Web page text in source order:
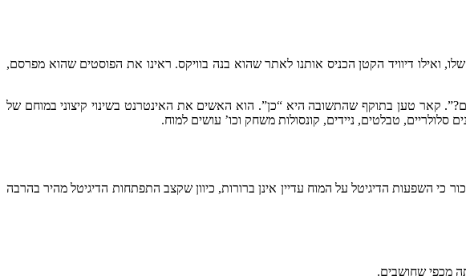
ואילו דיוויד הקטן הכניס אותנו לאתר שהוא בנה בוויקס. ראינו את הפוסטים שהוא מפרסם,
קאר טען בתוקף שהתשובה היא “כן”. הוא האשים את האינטרנט בשינוי קיצוני במוחם של
טבלטים, ניידים, קונסולות משחק וכו’ עושים למוח.
כי השפעות הדיגיטל על המוח עדיין אינן ברורות, כיוון שקצב התפתחות הדיגיטל מהיר בהרבה
מכפי שחושבים.